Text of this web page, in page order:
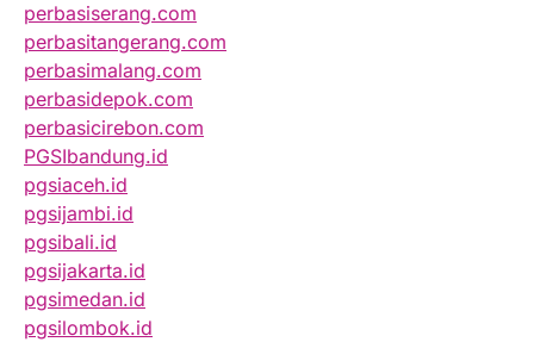
perbasiserang.com
perbasitangerang.com
perbasimalang.com
perbasidepok.com
perbasicirebon.com
PGSIbandung.id
pgsiaceh.id
pgsijambi.id
pgsibali.id
pgsijakarta.id
pgsimedan.id
pgsilombok.id